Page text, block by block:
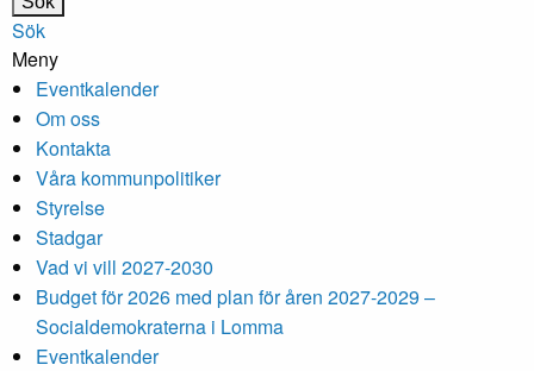
Sök
Meny
Eventkalender
Om oss
Kontakta
Våra kommunpolitiker
Styrelse
Stadgar
Vad vi vill 2027-2030
Budget för 2026 med plan för åren 2027-2029 –
Socialdemokraterna i Lomma
Eventkalender